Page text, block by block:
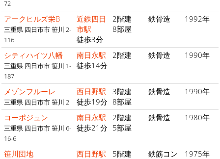
72
アークヒルズ栄B
三重県 四日市市 笹川 2-
116
近鉄四日
市駅
徒歩3分
2階建
8部屋
鉄骨造 1992年
シティハイツ八幡
三重県 四日市市 笹川 1-
187
南日永駅
徒歩14分
2階建 鉄骨造 1990年
メゾンフルーレ
三重県 四日市市 笹川 2
西日野駅
徒歩19分
3階建
8部屋
鉄骨造 1990年
コーポジュン
三重県 四日市市 笹川 6-
16-6
南日永駅
徒歩21分
2階建
5部屋
鉄骨造 1980年
笹川団地
西日野駅
5階建
鉄筋コン
1975年